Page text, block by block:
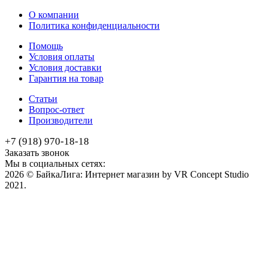
О компании
Политика конфиденциальности
Помощь
Условия оплаты
Условия доставки
Гарантия на товар
Статьи
Вопрос-ответ
Производители
+7 (918) 970-18-18
Заказать звонок
Мы в социальных сетях:
2026 © БайкаЛига: Интернет магазин by VR Concept Studio
2021.